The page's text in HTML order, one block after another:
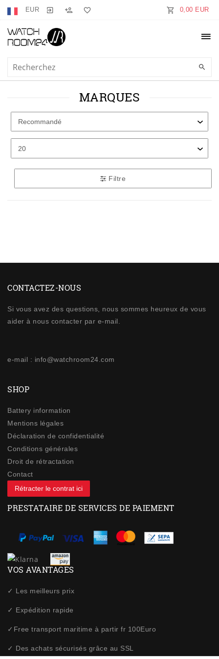
EUR 0,00 EUR
MARQUES
Filtre
CONTACTEZ-NOUS
Si vous avez des questions, nous sommes heureux de vous
aider à nous contacter par e-mail.
e-mail : info@watchroom24.com
SHOP
Battery information
Mentions légales
Déclaration de confidentialité
Conditions générales
Droit de rétractation
Contact
Rétracter le contrat ici
PRESTATAIRE DE SERVICES DE PAIEMENT
VOS AVANTAGES
✓ Les meilleurs prix
✓ Expédition rapide
✓Free transport maritime à partir fr 100Euro
✓ Des achats sécurisés grâce au SSL